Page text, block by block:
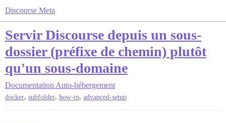
Discourse Meta
Servir Discourse depuis un sous-
dossier (préfixe de chemin) plutôt
qu'un sous-domaine
Documentation Auto-hébergement
docker, subfolder, how-to, advanced-setup